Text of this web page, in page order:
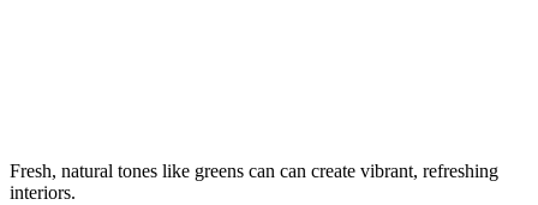
Fresh, natural tones like greens can can create vibrant, refreshing
interiors.